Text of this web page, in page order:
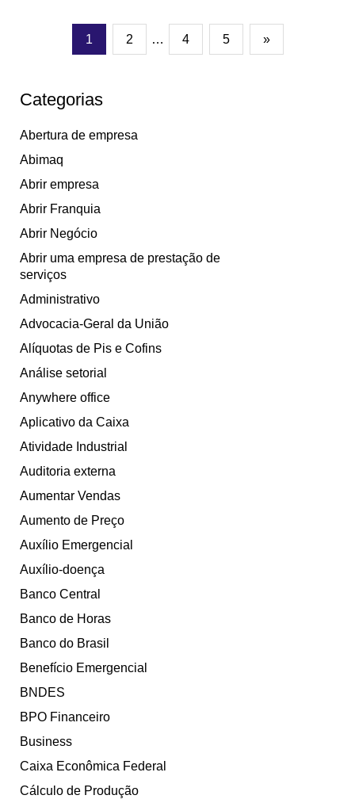
1 2 … 4 5 »
Categorias
Abertura de empresa
Abimaq
Abrir empresa
Abrir Franquia
Abrir Negócio
Abrir uma empresa de prestação de
serviços
Administrativo
Advocacia-Geral da União
Alíquotas de Pis e Cofins
Análise setorial
Anywhere office
Aplicativo da Caixa
Atividade Industrial
Auditoria externa
Aumentar Vendas
Aumento de Preço
Auxílio Emergencial
Auxílio-doença
Banco Central
Banco de Horas
Banco do Brasil
Benefício Emergencial
BNDES
BPO Financeiro
Business
Caixa Econômica Federal
Cálculo de Produção